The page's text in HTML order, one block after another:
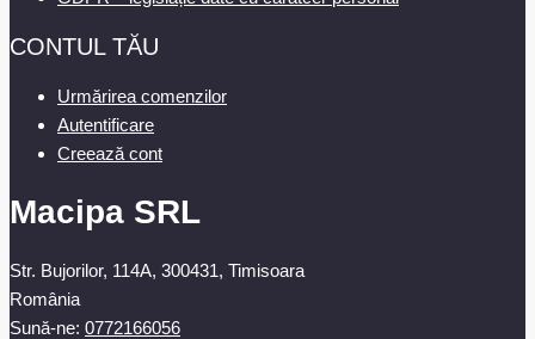
CONTUL TĂU
Urmărirea comenzilor
Autentificare
Creează cont
Macipa SRL
Str. Bujorilor, 114A, 300431, Timisoara
România
Sună-ne: 0772166056